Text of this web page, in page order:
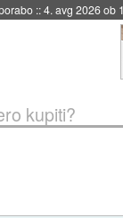
::4. avg 2026 ob
kupiti?